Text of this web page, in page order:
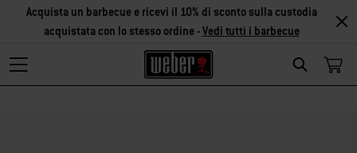
Search
Acquista un barbecue e ricevi il 10% di sconto sulla custodia
acquistata con lo stesso ordine -Vedi tutti i barbecue